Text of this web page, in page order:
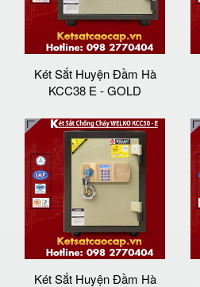
Két Sắt Huyện Đầm Hà
KCC38 E - GOLD
Két Sắt Huyện Đầm Hà